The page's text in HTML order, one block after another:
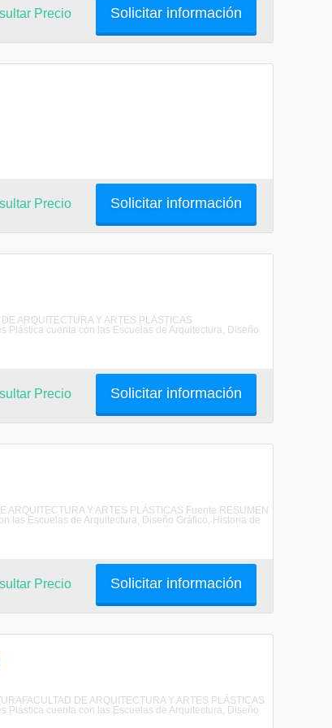
Solicitar información
Precio
Solicitar información
Precio
ARQUITECTURA Y ARTES PLÁSTICAS
Plástica cuenta con las Escuelas de Arquitectura, Diseño
Solicitar información
Precio
Y ARTES PLÁSTICAS Fuente:RESUMEN
las Escuelas de Arquitectura, Diseño Gráfico, Historia de
Solicitar información
Precio
DE ARQUITECTURA Y ARTES PLÁSTICAS
Plástica cuenta con las Escuelas de Arquitectura, Diseño